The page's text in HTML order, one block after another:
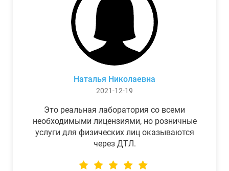
Наталья Николаевна
2021-12-19
Это реальная лаборатория со всеми
необходимыми лицензиями, но розничные
услуги для физических лиц оказываются
через ДТЛ.